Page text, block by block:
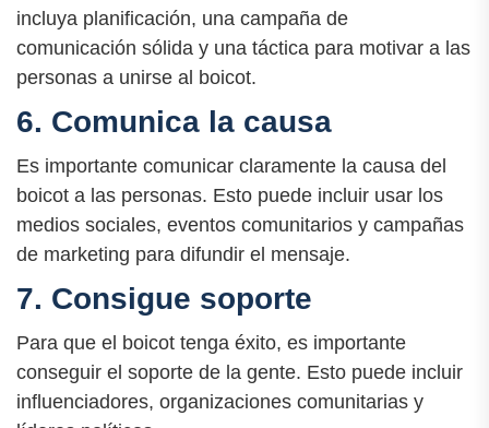
incluya planificación, una campaña de
comunicación sólida y una táctica para motivar a las
personas a unirse al boicot.
6. Comunica la causa
Es importante comunicar claramente la causa del
boicot a las personas. Esto puede incluir usar los
medios sociales, eventos comunitarios y campañas
de marketing para difundir el mensaje.
7. Consigue soporte
Para que el boicot tenga éxito, es importante
conseguir el soporte de la gente. Esto puede incluir
influenciadores, organizaciones comunitarias y